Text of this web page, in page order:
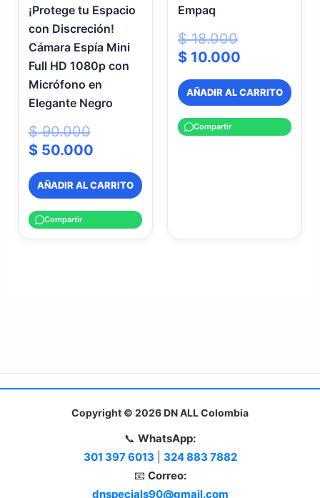
¡Protege tu Espacio
con Discreción!
Cámara Espía Mini
Full HD 1080p con
Micrófono en
Elegante Negro
$90.000
$50.000
AÑADIR AL CARRITO
Compartir
Empaq
$18.000
$ 10.000
AÑADIR AL CARRITO
Compartir
Copyright © 2026 DN ALL Colombia
📞 WhatsApp:
301 397 6013
324 883 7882
📧 Correo:
dnspecials90@gmail.com